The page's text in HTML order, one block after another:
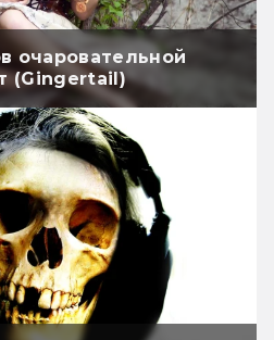
очаровательной
(Gingertail)